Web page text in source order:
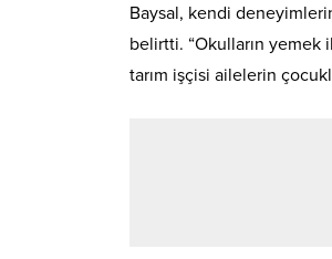
Baysal, kendi
belirtti. “Okulların yemek
tarım işçisi ailelerin